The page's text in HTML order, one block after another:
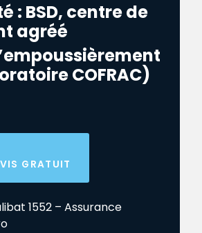
: BSD, centre de
agréé
COFRAC)
GRATUIT
1552 – Assurance